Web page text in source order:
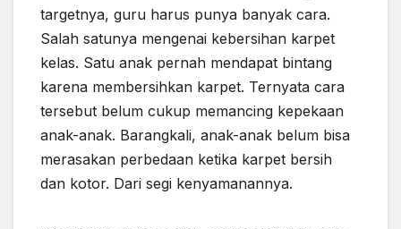
targetnya, guru harus punya banyak cara.
Salah satunya mengenai kebersihan karpet
kelas. Satu anak pernah mendapat bintang
karena membersihkan karpet. Ternyata cara
tersebut belum cukup memancing kepekaan
anak-anak. Barangkali, anak-anak belum bisa
merasakan perbedaan ketika karpet bersih
dan kotor. Dari segi kenyamanannya.